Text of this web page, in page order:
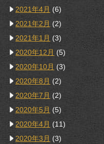
2021年4月 (6)
2021年2月 (2)
2021年1月 (3)
2020年12月 (5)
2020年10月 (3)
2020年8月 (2)
2020年7月 (2)
2020年5月 (5)
2020年4月 (11)
2020年3月 (3)